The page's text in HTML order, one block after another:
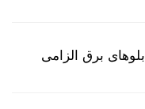
برق الزامی